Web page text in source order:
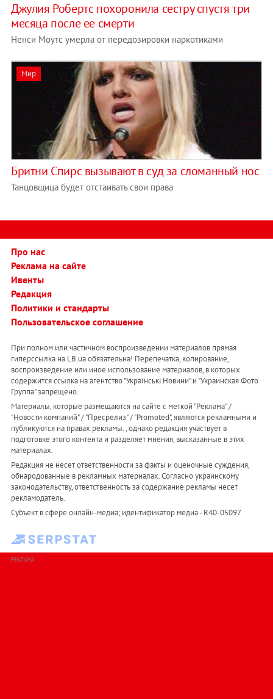
Джулия Робертс похоронила сестру спустя три
месяца после ее смерти
Ненси Моутс умерла от передозировки наркотиками
Мир
Бритни Спирс вызывают в суд за сломанный нос
Танцовщица будет отстаивать свои права
Про нас
Реклама на сайте
Ивенты
Редакция
Политики и стандарты
Пользовательское соглашение
При полном или частичном воспроизведении материалов прямая
гиперссылка на LB.ua обязательна! Перепечатка, копирование,
воспроизведение или иное использование материалов, в которых
содержится ссылка на агентство "Українськi Новини" и "Украинская Фото
Группа" запрещено.
Материалы, которые размещаются на сайте с меткой "Реклама" /
"Новости компаний" / "Пресрелиз" / "Promoted", являются рекламными и
публикуются на правах рекламы. , однако редакция участвует в
подготовке этого контента и разделяет мнения, высказанные в этих
материалах.
Редакция не несет ответственности за факты и оценочные суждения,
обнародованные в рекламных материалах. Согласно украинскому
законодательству, ответственность за содержание рекламы несет
рекламодатель.
Субъект в сфере онлайн-медиа; идентификатор медиа - R40-05097
РЕКЛАМА